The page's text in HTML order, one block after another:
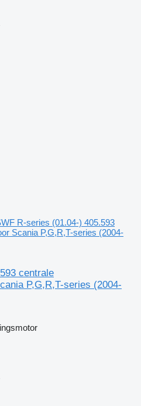
R-series (01.04-) 405.593
Scania P,G,R,T-series (2004-
centrale
P,G,R,T-series (2004-